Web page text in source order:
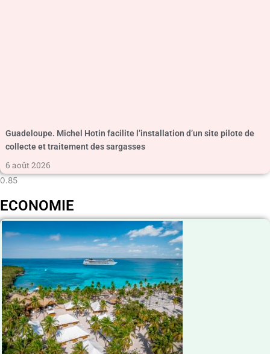
Guadeloupe. Michel Hotin facilite l’installation d’un site pilote de
collecte et traitement des sargasses
6 août 2026
ECONOMIE